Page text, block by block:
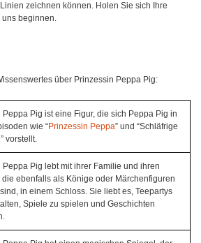
zeichnen können. Holen Sie sich Ihre
uns beginnen.
über Prinzessin Peppa Pig:
Peppa Pig ist eine Figur, die sich Peppa Pig in
wie “Prinzessin Peppa” und “Schläfrige
vorstellt.
Peppa Pig lebt mit ihrer Familie und ihren
die ebenfalls als Könige oder Märchenfiguren
in einem Schloss. Sie liebt es, Teepartys
Spiele zu spielen und Geschichten